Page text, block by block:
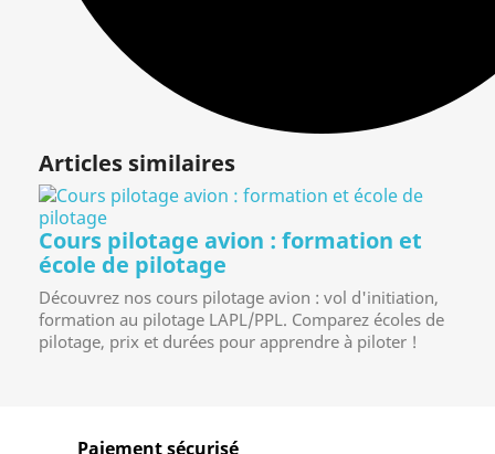
Articles similaires
Cours pilotage avion : formation et
école de pilotage
Découvrez nos cours pilotage avion : vol d'initiation,
formation au pilotage LAPL/PPL. Comparez écoles de
pilotage, prix et durées pour apprendre à piloter !
Paiement sécurisé